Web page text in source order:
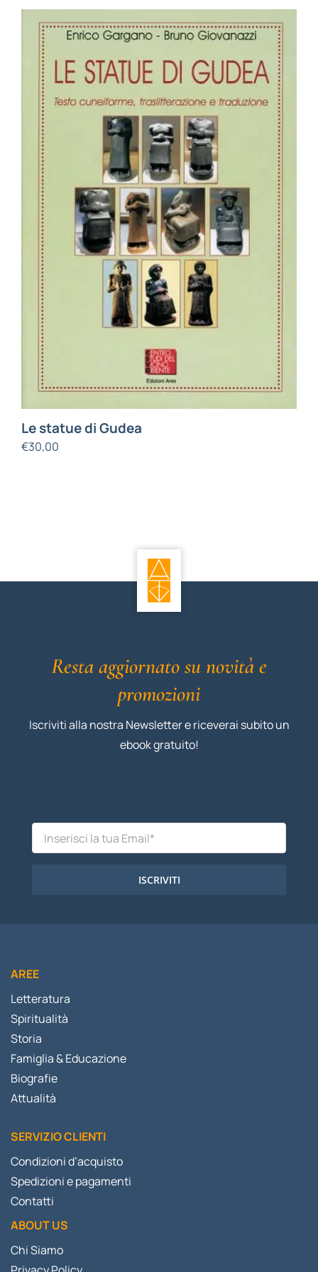
BIOGRAFIE
ATTUALITÀ
Le statue di Gudea
€30,00
Resta aggiornato su novità e
promozioni
Iscriviti alla nostra Newsletter e riceverai subito un
ebook gratuito!
ISCRIVITI
AREE
Letteratura
Spiritualità
Storia
Famiglia & Educazione
Biografie
Attualità
SERVIZIO CLIENTI
Condizioni d’acquisto
Spedizioni e pagamenti
Contatti
ABOUT US
Chi Siamo